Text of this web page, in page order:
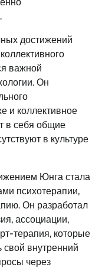
достижений
важной
Он
и коллективное
в себя общие
в культуре
Юнга стала
психотерапии,
Он разработал
ассоциации,
терапия, которые
свой внутренний
через